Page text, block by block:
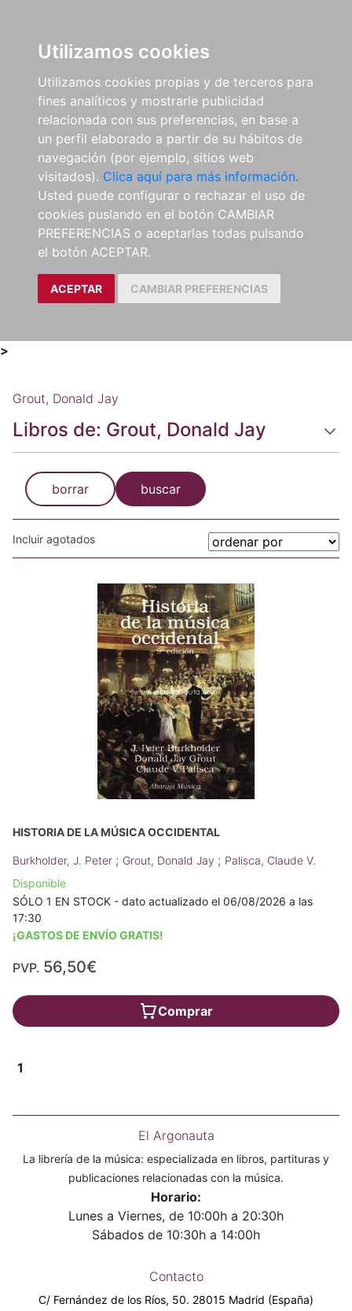
Utilizamos cookies
Utilizamos cookies propias y de terceros para
fines analíticos y mostrarle publicidad
relacionada con sus preferencias, en base a
un perfil elaborado a partir de su hábitos de
navegación (por ejemplo, sitios web
visitados). Clica aquí para más información.
Usted puede configurar o rechazar el uso de
cookies puslando en el botón CAMBIAR
PREFERENCIAS o aceptarlas todas pulsando
el botón ACEPTAR.
ACEPTAR CAMBIAR PREFERENCIAS
>
Grout, Donald Jay
Libros de: Grout, Donald Jay
borrar buscar
Incluir agotados
HISTORIA DE LA MÚSICA OCCIDENTAL
Burkholder, J. Peter ; Grout, Donald Jay ; Palisca, Claude V.
Disponible
SÓLO 1 EN STOCK - dato actualizado el 06/08/2026 a las
17:30
¡GASTOS DE ENVÍO GRATIS!
PVP. 56,50€
Comprar
1
El Argonauta
La librería de la música: especializada en libros, partituras y
publicaciones relacionadas con la música.
Horario:
Lunes a Viernes, de 10:00h a 20:30h
Sábados de 10:30h a 14:00h
Contacto
C/ Fernández de los Ríos, 50. 28015 Madrid (España)